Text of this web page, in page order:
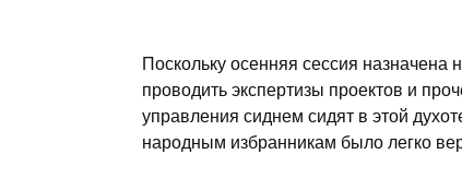
Поскольку осенняя сессия назначена
проводить экспертизы проектов и
управления сиднем сидят в этой
народным избранникам было легко